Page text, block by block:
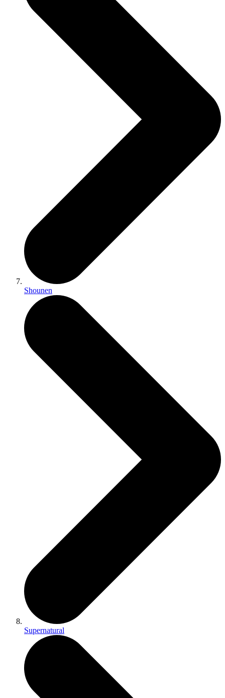
Shounen
Supernatural